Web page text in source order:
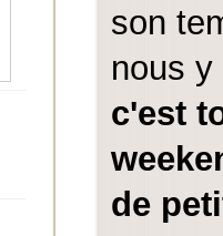
son
nous
c'est
de